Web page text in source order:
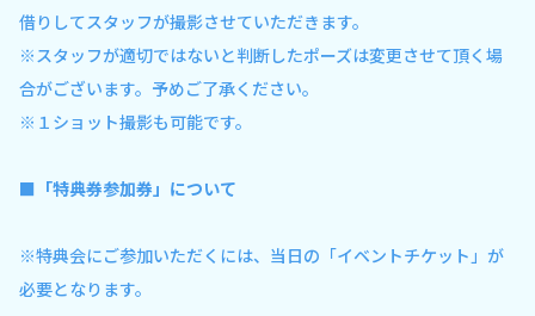
借りしてスタッフが撮影させていただきます。
※スタッフが適切ではないと判断したポーズは変更させて頂く場
合がございます。予めご了承ください。
※１ショット撮影も可能です。
■「特典券参加券」について
※特典会にご参加いただくには、当日の「イベントチケット」が
必要となります。